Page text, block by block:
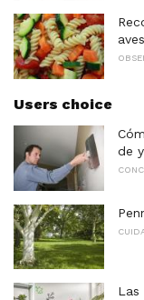
aves
Users choice
de
Las